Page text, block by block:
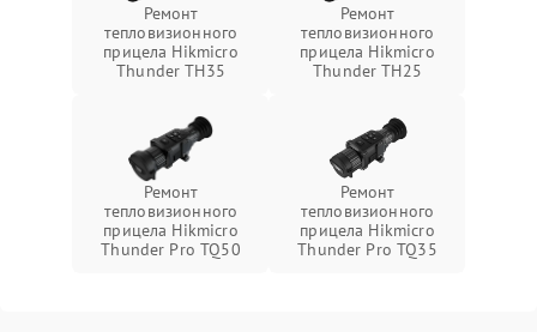
Ремонт
тепловизионного
прицела Hikmicro
Thunder TH35
Ремонт
тепловизионного
прицела Hikmicro
Thunder TH25
Ремонт
тепловизионного
прицела Hikmicro
Thunder Pro TQ50
Ремонт
тепловизионного
прицела Hikmicro
Thunder Pro TQ35